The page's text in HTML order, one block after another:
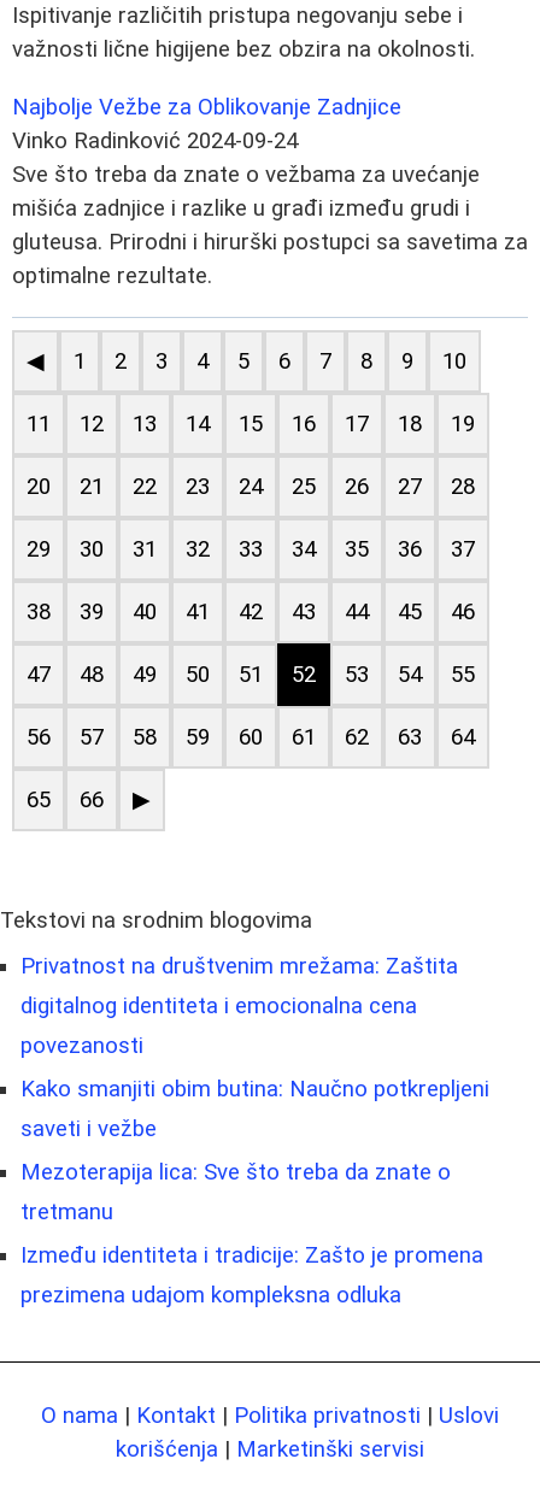
Ispitivanje različitih pristupa negovanju sebe i
važnosti lične higijene bez obzira na okolnosti.
Najbolje Vežbe za Oblikovanje Zadnjice
Vinko Radinković 2024-09-24
Sve što treba da znate o vežbama za uvećanje
mišića zadnjice i razlike u građi između grudi i
gluteusa. Prirodni i hirurški postupci sa savetima za
optimalne rezultate.
◀ 1 2 3 4 5 6 7 8 9 10
11 12 13 14 15 16 17 18 19
20 21 22 23 24 25 26 27 28
29 30 31 32 33 34 35 36 37
38 39 40 41 42 43 44 45 46
47 48 49 50 51 52 53 54 55
56 57 58 59 60 61 62 63 64
65 66 ▶
Tekstovi na srodnim blogovima
Privatnost na društvenim mrežama: Zaštita
digitalnog identiteta i emocionalna cena
povezanosti
Kako smanjiti obim butina: Naučno potkrepljeni
saveti i vežbe
Mezoterapija lica: Sve što treba da znate o
tretmanu
Između identiteta i tradicije: Zašto je promena
prezimena udajom kompleksna odluka
O nama | Kontakt | Politika privatnosti | Uslovi
korišćenja | Marketinški servisi